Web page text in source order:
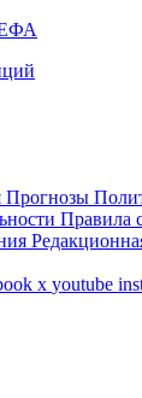
Прогнозы
Правила
x youtube